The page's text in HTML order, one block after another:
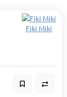
Fiki Miki